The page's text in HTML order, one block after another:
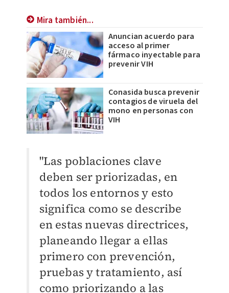
Mira también...
Anuncian acuerdo para
acceso al primer
fármaco inyectable para
prevenir VIH
Conasida busca prevenir
contagios de viruela del
mono en personas con
VIH
"Las poblaciones clave
deben ser priorizadas, en
todos los entornos y esto
significa como se describe
en estas nuevas directrices,
planeando llegar a ellas
primero con prevención,
pruebas y tratamiento, así
como priorizando a las